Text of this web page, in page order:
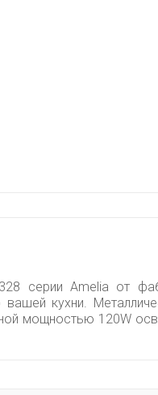
серии Amelia от
кухни.
мощностью 120W